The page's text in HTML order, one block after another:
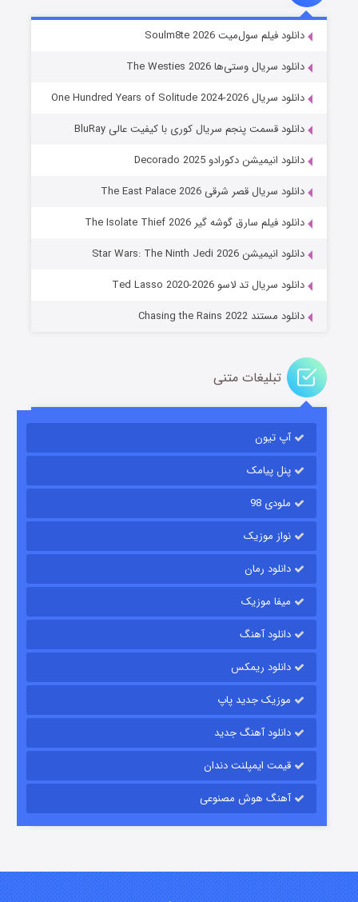
خاندان اژدها فصل ۳
جادوگری در مغولستان
قسمت ۱۴ (زیرنویس) منتشر شد
قسمت
قسمت۲ (دوبله) منتشر شد
دانلود فیلم سول‌میت Soulm8te 2026
دانلود سریال وستی‌ها The Westies 2026
دانلود سریال One Hundred Years of Solitude 2024-2026
دانلود قسمت پنجم سریال کوری با کیفیت عالی BluRay
دانلود انیمیشن دکورادو Decorado 2025
دانلود سریال قصر شرقی The East Palace 2026
دانلود فیلم سارق گوشه گیر The Isolate Thief 2026
دانلود انیمیشن Star Wars: The Ninth Jedi 2026
دانلود سریال تد لاسو Ted Lasso 2020-2026
دانلود مستند Chasing the Rains 2022
تبلیغات متنی
آپ تیون
پنل پیامک
ملودی 98
نواز موزیک
دانلود رمان
میفا موزیک
دانلود آهنگ
دانلود ریمکس
موزیک جدید پاپ
دانلود آهنگ جدید
قیمت ایمپلنت دندان
آهنگ هوش مصنوعی